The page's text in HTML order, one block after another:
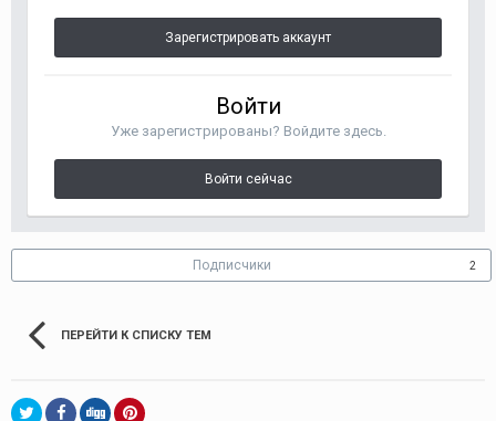
Зарегистрировать аккаунт
Войти
Уже зарегистрированы? Войдите здесь.
Войти сейчас
Подписчики 2
ПЕРЕЙТИ К СПИСКУ ТЕМ